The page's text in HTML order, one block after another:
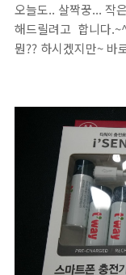
오늘도.. 살짝꿍... 작
해드릴려고 합니다
뭔?? 하시겠지만~ 바